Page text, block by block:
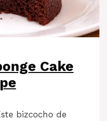
Cake
bizcocho de